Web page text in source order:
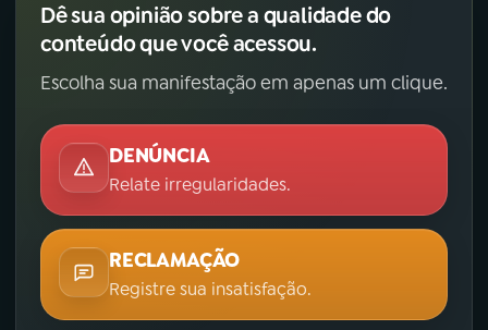
Dê sua opinião sobre a qualidade do
conteúdo que você acessou.
Escolha sua manifestação em apenas um clique.
DENÚNCIA
Relate irregularidades.
RECLAMAÇÃO
Registre sua insatisfação.